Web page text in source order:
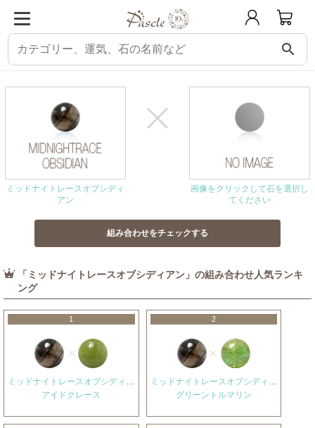
search
パスクル 組み合わせ・相性チェック ミッドナイトレースオブシディアンと
ミッドナイトレースオブシディ
アン
画像をクリックして石を選択し
てください
「ミッドナイトレースオブシディアン」の組み合わせ人気ランキ
ング
1
ミッドナイトレースオブシディアン
アイドクレース
2
ミッドナイトレースオブシディアン
グリーントルマリン